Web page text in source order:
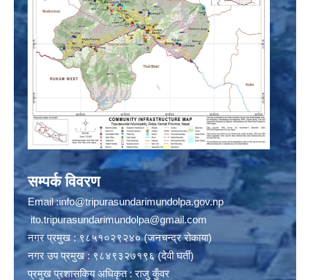
सम्पर्क विवरण
Email :info@tripurasundarimundolpa.gov.np
ito.tripurasundarimundolpa@gmail.com
नगर प्रमुख : ९८५१०२९२४० (जनचन्द्र रोकाया)
नगर उप प्रमुख : ९८४९३२७१९६ (देवी घर्ती)
प्रमुख प्रशासकिय अधिकृत : राजु कुँवर